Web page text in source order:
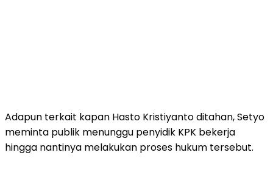
Adapun terkait kapan Hasto Kristiyanto ditahan, Setyo
meminta publik menunggu penyidik KPK bekerja
hingga nantinya melakukan proses hukum tersebut.